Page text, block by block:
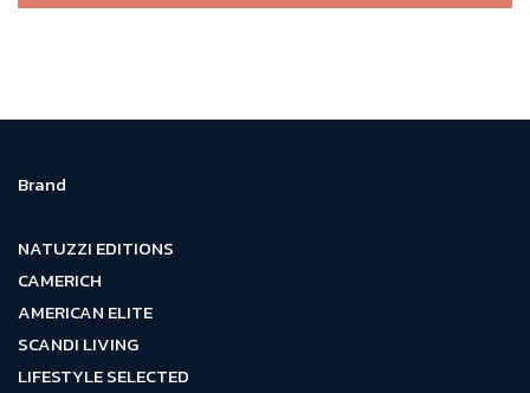
Brand
NATUZZI EDITIONS
CAMERICH
AMERICAN ELITE
SCANDI LIVING
LIFESTYLE SELECTED